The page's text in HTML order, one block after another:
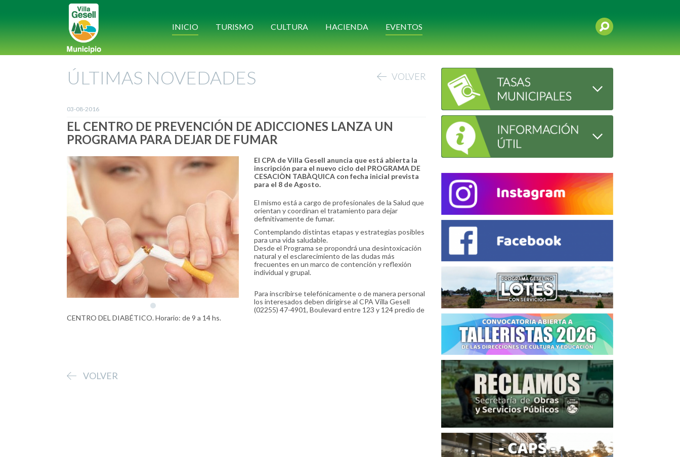
INICIO TURISMO CULTURA HACIENDA EVENTOS
ÚLTIMAS NOVEDADES VOLVER
03-08-2016
EL CENTRO DE PREVENCIÓN DE ADICCIONES LANZA UN
PROGRAMA PARA DEJAR DE FUMAR
El CPA de Villa Gesell anuncia que está abierta la
inscripción para el nuevo ciclo del PROGRAMA DE
CESACIÒN TABÀQUICA con fecha inicial prevista
para el 8 de Agosto.
El mismo está a cargo de profesionales de la Salud que
orientan y coordinan el tratamiento para dejar
definitivamente de fumar.
Contemplando distintas etapas y estrategias posibles
para una vida saludable.
Desde el Programa se propondrá una desintoxicación
natural y el esclarecimiento de las dudas más
frecuentes en un marco de contención y reflexión
individual y grupal.
Para inscribirse telefónicamente o de manera personal
los interesados deben dirigirse al CPA Villa Gesell
(02255) 47-4901, Boulevard entre 123 y 124 predio de
CENTRO DEL DIABÉTICO. Horario: de 9 a 14 hs.
VOLVER